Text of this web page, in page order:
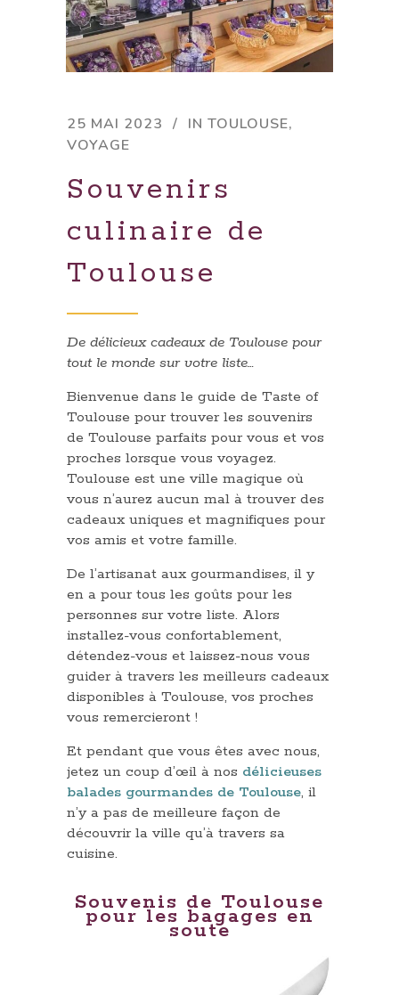
25 MAI 2023 IN TOULOUSE,
VOYAGE
Souvenirs
culinaire de
Toulouse
De délicieux cadeaux de Toulouse pour
tout le monde sur votre liste…
Bienvenue dans le guide de Taste of
Toulouse pour trouver les souvenirs
de Toulouse parfaits pour vous et vos
proches lorsque vous voyagez.
Toulouse est une ville magique où
vous n’aurez aucun mal à trouver des
cadeaux uniques et magnifiques pour
vos amis et votre famille.
De l’artisanat aux gourmandises, il y
en a pour tous les goûts pour les
personnes sur votre liste. Alors
installez-vous confortablement,
détendez-vous et laissez-nous vous
guider à travers les meilleurs cadeaux
disponibles à Toulouse, vos proches
vous remercieront !
Et pendant que vous êtes avec nous,
jetez un coup d’œil à nos délicieuses
balades gourmandes de Toulouse, il
n’y a pas de meilleure façon de
découvrir la ville qu’à travers sa
cuisine.
Souvenis de Toulouse
pour les bagages en
soute